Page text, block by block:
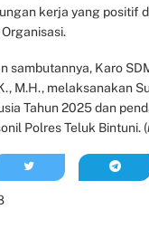
kerja yang positif
sambutannya, Karo
M.H., melaksanakan
Tahun 2025 dan
Polres Teluk Bintuni. (